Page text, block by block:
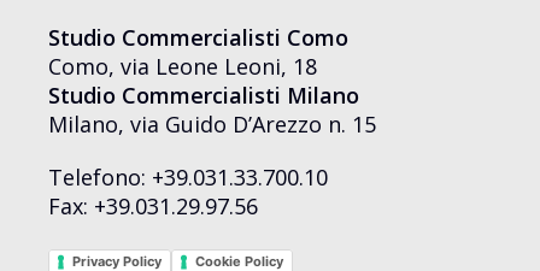
Studio Commercialisti Como
Como, via Leone Leoni, 18
Studio Commercialisti Milano
Milano, via Guido D’Arezzo n. 15
Telefono: +39.031.33.700.10
Fax: +39.031.29.97.56
Privacy Policy Cookie Policy